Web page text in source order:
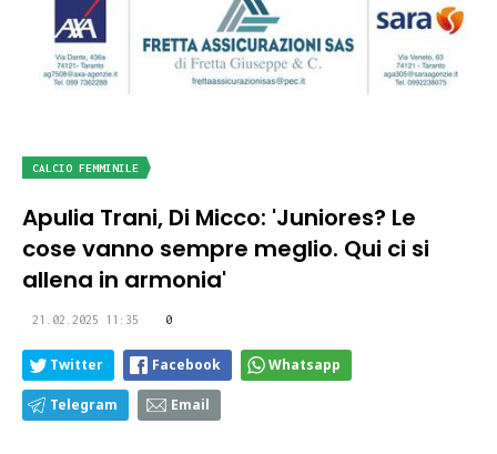
CALCIO FEMMINILE
Apulia Trani, Di Micco: 'Juniores? Le
cose vanno sempre meglio. Qui ci si
allena in armonia'
21.02.2025 11:35 0
Twitter Facebook Whatsapp
Telegram Email